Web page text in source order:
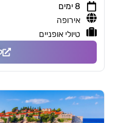
8 ימים
אירופה
טיולי אופניים